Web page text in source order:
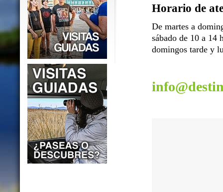
Horario de
De martes a
sábado de 10 a 14
domingos tarde y